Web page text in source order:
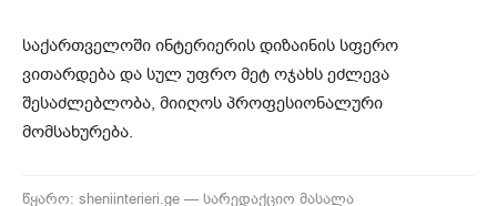
საქართველოში ინტერიერის დიზაინის სფერო
ვითარდება და სულ უფრო მეტ ოჯახს ეძლევა
შესაძლებლობა, მიიღოს პროფესიონალური
მომსახურება.
წყარო: sheniinterieri.ge — სარედაქციო მასალა